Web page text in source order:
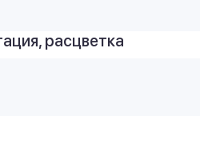
расцветка